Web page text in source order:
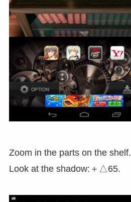
Zoom in the parts on the shelf.
Look at the shadow:＋△65.